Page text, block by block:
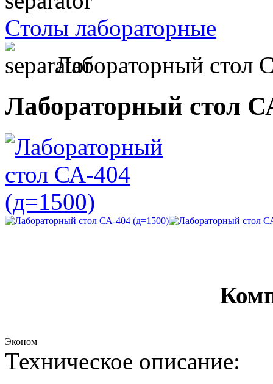
Столы лабораторные
Лабораторный стол
Лабораторный стол
Эконом
Техническое описание: